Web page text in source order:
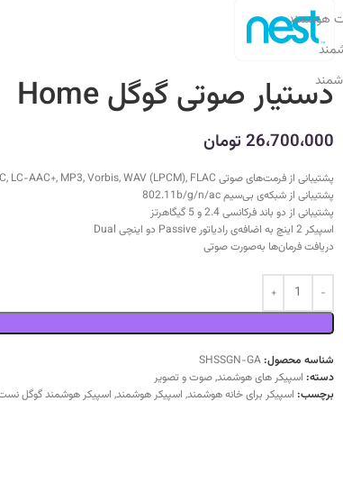
هوشمند
دستیار صوتی گوگل Home
26،700،000 تومان
پشتیبانی از فرمت‌های صوتی HE-AAC, LC-AAC+, MP3, Vorbis, WAV (LPCM), FLAC
پشتیبانی از شبکه‌ی بی‌سیم 802.11b/g/n/ac
پشتیبانی از دو باند فرکانسی 2.4 و 5 گیگاهرتز
اسپیکر 2 اینچ به اضافه‌ی رادیاتور Passive دو اینچی Dual
دریافت فرمان‌ها به‌صورت صوتی
شناسه محصول:SHSSGN-GA
دسته: اسپیکر های هوشمند,صوت و تصویر
برچسب: اسپیکر برای خانه هوشمند, اسپیکر هوشمند, اسپیکر هوشمند گوگل